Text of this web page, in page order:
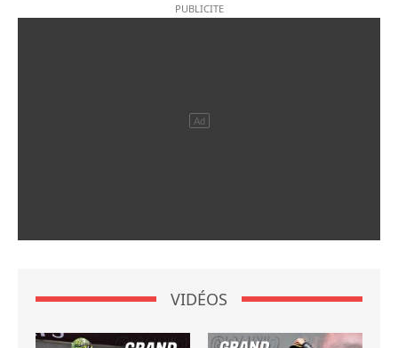
VIDÉOS